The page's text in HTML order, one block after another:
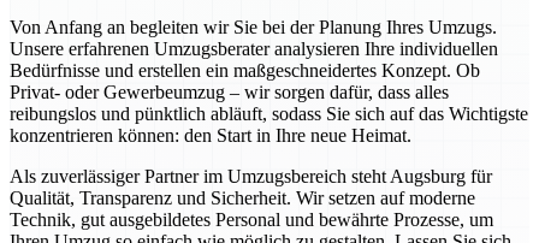
Von Anfang an begleiten wir Sie bei der Planung Ihres Umzugs.
Unsere erfahrenen Umzugsberater analysieren Ihre individuellen
Bedürfnisse und erstellen ein maßgeschneidertes Konzept. Ob
Privat- oder Gewerbeumzug – wir sorgen dafür, dass alles
reibungslos und pünktlich abläuft, sodass Sie sich auf das Wichtigste
konzentrieren können: den Start in Ihre neue Heimat.
Als zuverlässiger Partner im Umzugsbereich steht Augsburg für
Qualität, Transparenz und Sicherheit. Wir setzen auf moderne
Technik, gut ausgebildetes Personal und bewährte Prozesse, um